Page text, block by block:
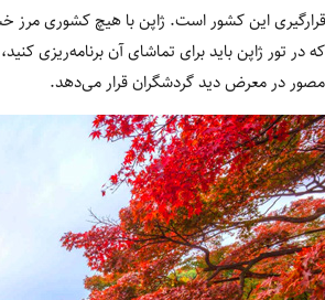
این کشور است. ژاپن با هیچ کشوری مرز
در تور ژاپن باید برای تماشای آن برنامه‌ریزی
مصور در معرض دید گردشگران قرار می‌دهد.